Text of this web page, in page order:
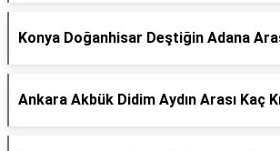
Konya Doğanhisar Deştiğin Adana
Ankara Akbük Didim Aydın Arası Kaç